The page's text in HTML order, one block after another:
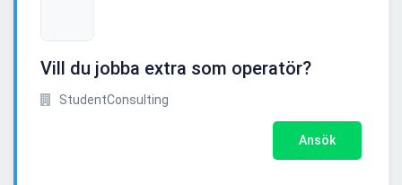
Vill du jobba extra som operatör?
StudentConsulting
Ansök